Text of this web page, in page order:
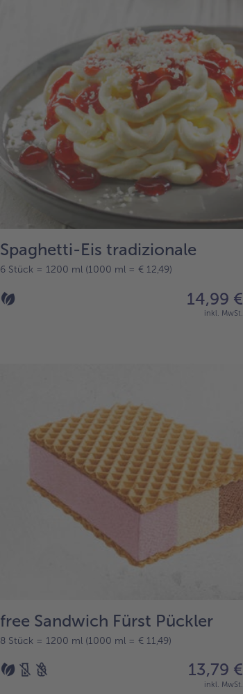
Liste.
Spaghetti-Eis tradizionale
6 Stück = 1200 ml (1000 ml = € 12,49)
14,99 €
inkl. MwSt.
free Sandwich Fürst Pückler
8 Stück = 1200 ml (1000 ml = € 11,49)
13,79 €
inkl. MwSt.